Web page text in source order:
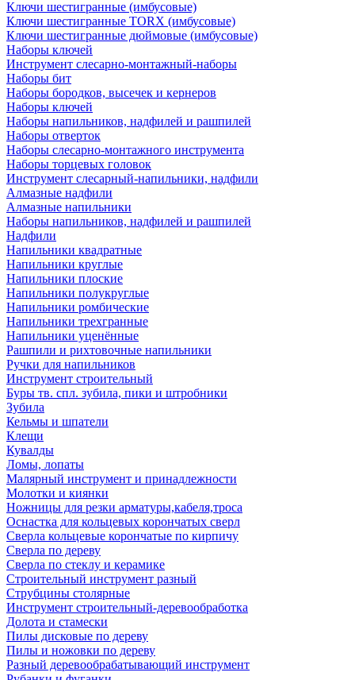
Ключи шестигранные (имбусовые)
Ключи шестигранные TORX (имбусовые)
Ключи шестигранные дюймовые (имбусовые)
Наборы ключей
Инструмент слесарно-монтажный-наборы
Наборы бит
Наборы бородков, высечек и кернеров
Наборы ключей
Наборы напильников, надфилей и рашпилей
Наборы отверток
Наборы слесарно-монтажного инструмента
Наборы торцевых головок
Инструмент слесарный-напильники, надфили
Алмазные надфили
Алмазные напильники
Наборы напильников, надфилей и рашпилей
Надфили
Напильники квадратные
Напильники круглые
Напильники плоские
Напильники полукруглые
Напильники ромбические
Напильники трехгранные
Напильники уценённые
Рашпили и рихтовочные напильники
Ручки для напильников
Инструмент строительный
Буры тв. спл. зубила, пики и штробники
Зубила
Кельмы и шпатели
Клещи
Кувалды
Ломы, лопаты
Малярный инструмент и принадлежности
Молотки и киянки
Ножницы для резки арматуры,кабеля,троса
Оснастка для кольцевых корончатых сверл
Сверла кольцевые корончатые по кирпичу
Сверла по дереву
Сверла по стеклу и керамике
Строительный инструмент разный
Струбцины столярные
Инструмент строительный-деревообработка
Долота и стамески
Пилы дисковые по дереву
Пилы и ножовки по дереву
Разный деревообрабатывающий инструмент